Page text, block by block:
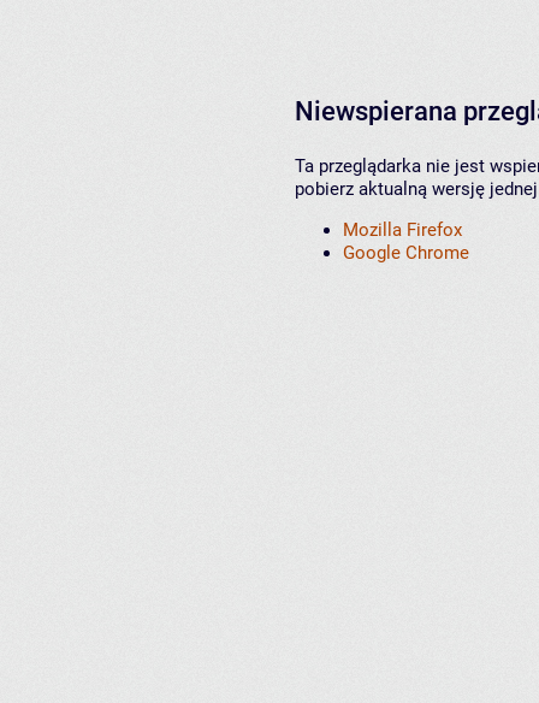
Niewspierana
Ta przeglądarka nie jest
pobierz aktualną wersję
Mozilla Firefox
Google Chrome